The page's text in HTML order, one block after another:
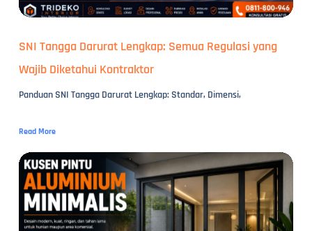
SNI Tangga Darurat Lengkap: Semua Regulasi yang
Wajib Diketahui Kontraktor
Panduan SNI Tangga Darurat Lengkap: Standar, Dimensi,
Read More